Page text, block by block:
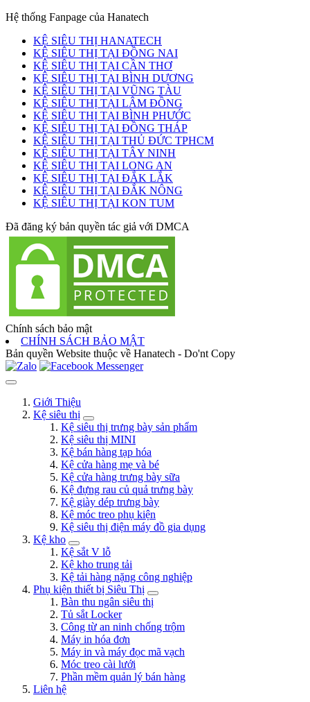
Hệ thống Fanpage của Hanatech
KỆ SIÊU THỊ HANATECH
KỆ SIÊU THỊ TẠI ĐỒNG NAI
KỆ SIÊU THỊ TẠI CẦN THƠ
KỆ SIÊU THỊ TẠI BÌNH DƯƠNG
KỆ SIÊU THỊ TẠI VŨNG TÀU
KỆ SIÊU THỊ TẠI LÂM ĐỒNG
KỆ SIÊU THỊ TẠI BÌNH PHƯỚC
KỆ SIÊU THỊ TẠI ĐỒNG THÁP
KỆ SIÊU THỊ TẠI THỦ ĐỨC TPHCM
KỆ SIÊU THỊ TẠI TÂY NINH
KỆ SIÊU THỊ TẠI LONG AN
KỆ SIÊU THỊ TẠI ĐẮK LẮK
KỆ SIÊU THỊ TẠI ĐẮK NÔNG
KỆ SIÊU THỊ TẠI KON TUM
Đã đăng ký bản quyền tác giả với DMCA
Chính sách bảo mật
CHÍNH SÁCH BẢO MẬT
Bản quyền Website thuộc về Hanatech - Do'nt Copy
Giới Thiệu
Kệ siêu thị
Kệ siêu thị trưng bày sản phẩm
Kệ siêu thị MINI
Kệ bán hàng tạp hóa
Kệ cửa hàng mẹ và bé
Kệ cửa hàng trưng bày sữa
Kệ đựng rau củ quả trưng bày
Kệ giày dép trưng bày
Kệ móc treo phụ kiện
Kệ siêu thị điện máy đồ gia dụng
Kệ kho
Kệ sắt V lỗ
Kệ kho trung tải
Kệ tải hàng nặng công nghiệp
Phụ kiện thiết bị Siêu Thị
Bàn thu ngân siêu thị
Tủ sắt Locker
Công từ an ninh chống trộm
Máy in hóa đơn
Máy in và máy đọc mã vạch
Móc treo cài lưới
Phần mềm quản lý bán hàng
Liên hệ